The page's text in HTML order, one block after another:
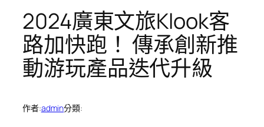
2024廣東文旅Klook客
路加快跑！ 傳承創新推
動游玩產品迭代升級
作者:admin分類: